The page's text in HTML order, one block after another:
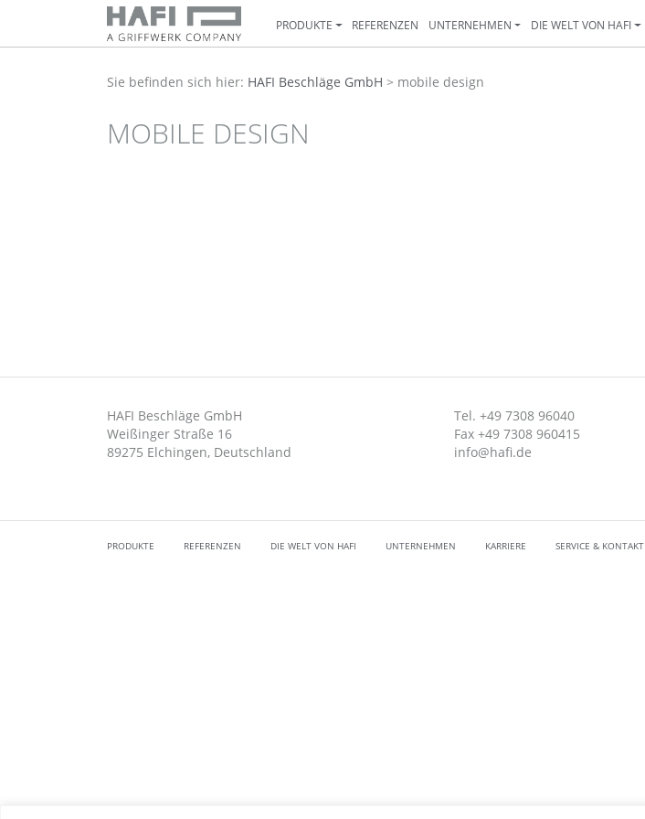
PRODUKTE REFERENZEN UNTERNEHMEN DIE WELT VON HAFI
Sie befinden sich hier: HAFI Beschläge GmbH > mobile design
MOBILE DESIGN
HAFI Beschläge GmbH
Weißinger Straße 16
89275 Elchingen, Deutschland
Tel. +49 7308 96040
Fax +49 7308 960415
info@hafi.de
PRODUKTE REFERENZEN DIE WELT VON HAFI UNTERNEHMEN KARRIERE SERVICE & KONTAKT